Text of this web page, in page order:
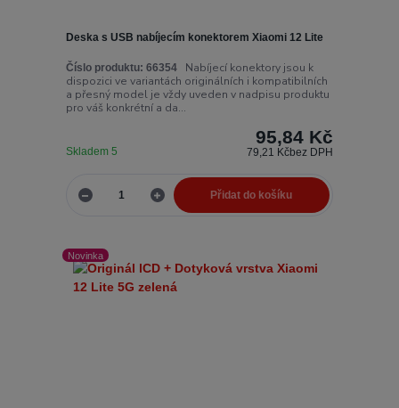
Deska s USB nabíjecím konektorem Xiaomi 12 Lite
Číslo produktu: 66354Nabíjecí konektory jsou k
dispozici ve variantách originálních i kompatibilních
a přesný model je vždy uveden v nadpisu produktu
pro váš konkrétní a da...
95,84 Kč
79,21 Kčbez DPH
Skladem 5
Přidat do košíku
Novinka